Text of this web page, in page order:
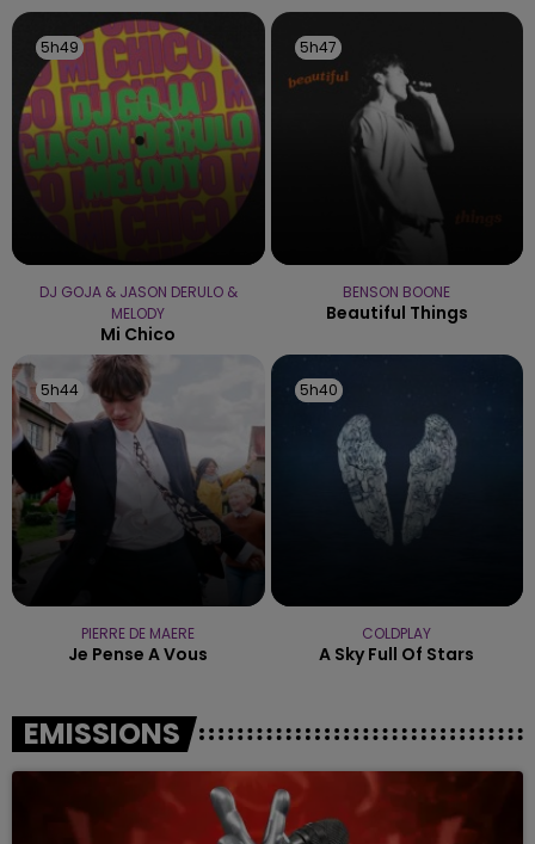
5h49
5h49
DJ GOJA & JASON DERULO &
MELODY
Mi Chico
5h47
5h47
BENSON BOONE
Beautiful Things
5h44
5h44
PIERRE DE MAERE
Je Pense A Vous
5h40
5h40
COLDPLAY
A Sky Full Of Stars
EMISSIONS